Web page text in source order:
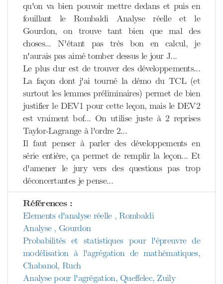
qu'on va bien pouvoir mettre dedans et puis en
fouillant le Rombaldi Analyse réelle et le
Gourdon, on trouve tant bien que mal des
choses... N'étant pas très bon en calcul, je
n'aurais pas aimé tomber dessus le jour J...
Le plus dur est de trouver des développements...
La façon dont j'ai tourné la démo du TCL (et
surtout les lemmes préliminaires) permet de bien
justifier le DEV1 pour cette leçon, mais le DEV2
est vraiment bof... On utilise juste à 2 reprises
Taylor-Lagrange à l'ordre 2...
Il faut penser à parler des développements en
série entière, ça permet de remplir la leçon... Et
d'amener le jury vers des questions pas trop
déconcertantes je pense...
Références :
Elements d'analyse réelle , Rombaldi
Analyse , Gourdon
Probabilités et statistiques pour l'épreuvre de
modélisation à l'agrégation de mathématiques,
Chabanol, Ruch
Analyse pour l'agrégation, Queffelec, Zuily